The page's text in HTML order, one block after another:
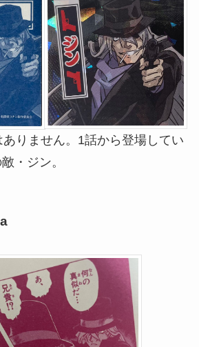
りません。1話から登場してい
・ジン。